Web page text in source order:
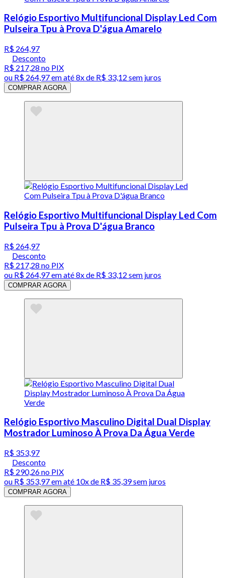
Relógio Esportivo Multifuncional Display Led Com
Pulseira Tpu à Prova D'água Amarelo
R$ 264,97
Desconto
R$ 217,28 no PIX
ou R$ 264,97em até8x de R$ 33,12 sem juros
COMPRAR AGORA
Relógio Esportivo Multifuncional Display Led Com
Pulseira Tpu à Prova D'água Branco
R$ 264,97
Desconto
R$ 217,28 no PIX
ou R$ 264,97em até8x de R$ 33,12 sem juros
COMPRAR AGORA
Relógio Esportivo Masculino Digital Dual Display
Mostrador Luminoso À Prova Da Água Verde
R$ 353,97
Desconto
R$ 290,26no PIX
ou R$ 353,97em até 10x de R$ 35,39 sem juros
COMPRAR AGORA